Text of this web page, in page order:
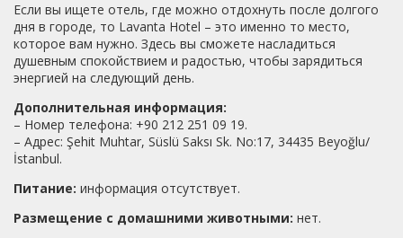
Если вы ищете отель, где можно отдохнуть после долгого
дня в городе, то Lavanta Hotel – это именно то место,
которое вам нужно. Здесь вы сможете насладиться
душевным спокойствием и радостью, чтобы зарядиться
энергией на следующий день.
Дополнительная информация:
– Номер телефона: +90 212 251 09 19.
– Адрес: Şehit Muhtar, Süslü Saksı Sk. No:17, 34435 Beyoğlu/
İstanbul.
Питание: информация отсутствует.
Размещение с домашними животными: нет.